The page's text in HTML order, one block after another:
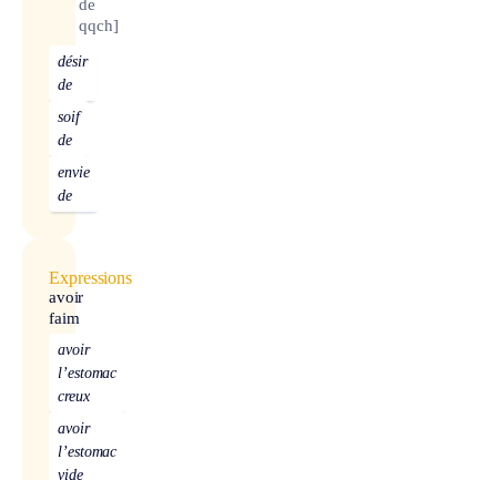
de
qqch]
désir
de
soif
de
envie
de
Expressions
avoir
faim
avoir
l’estomac
creux
avoir
l’estomac
vide